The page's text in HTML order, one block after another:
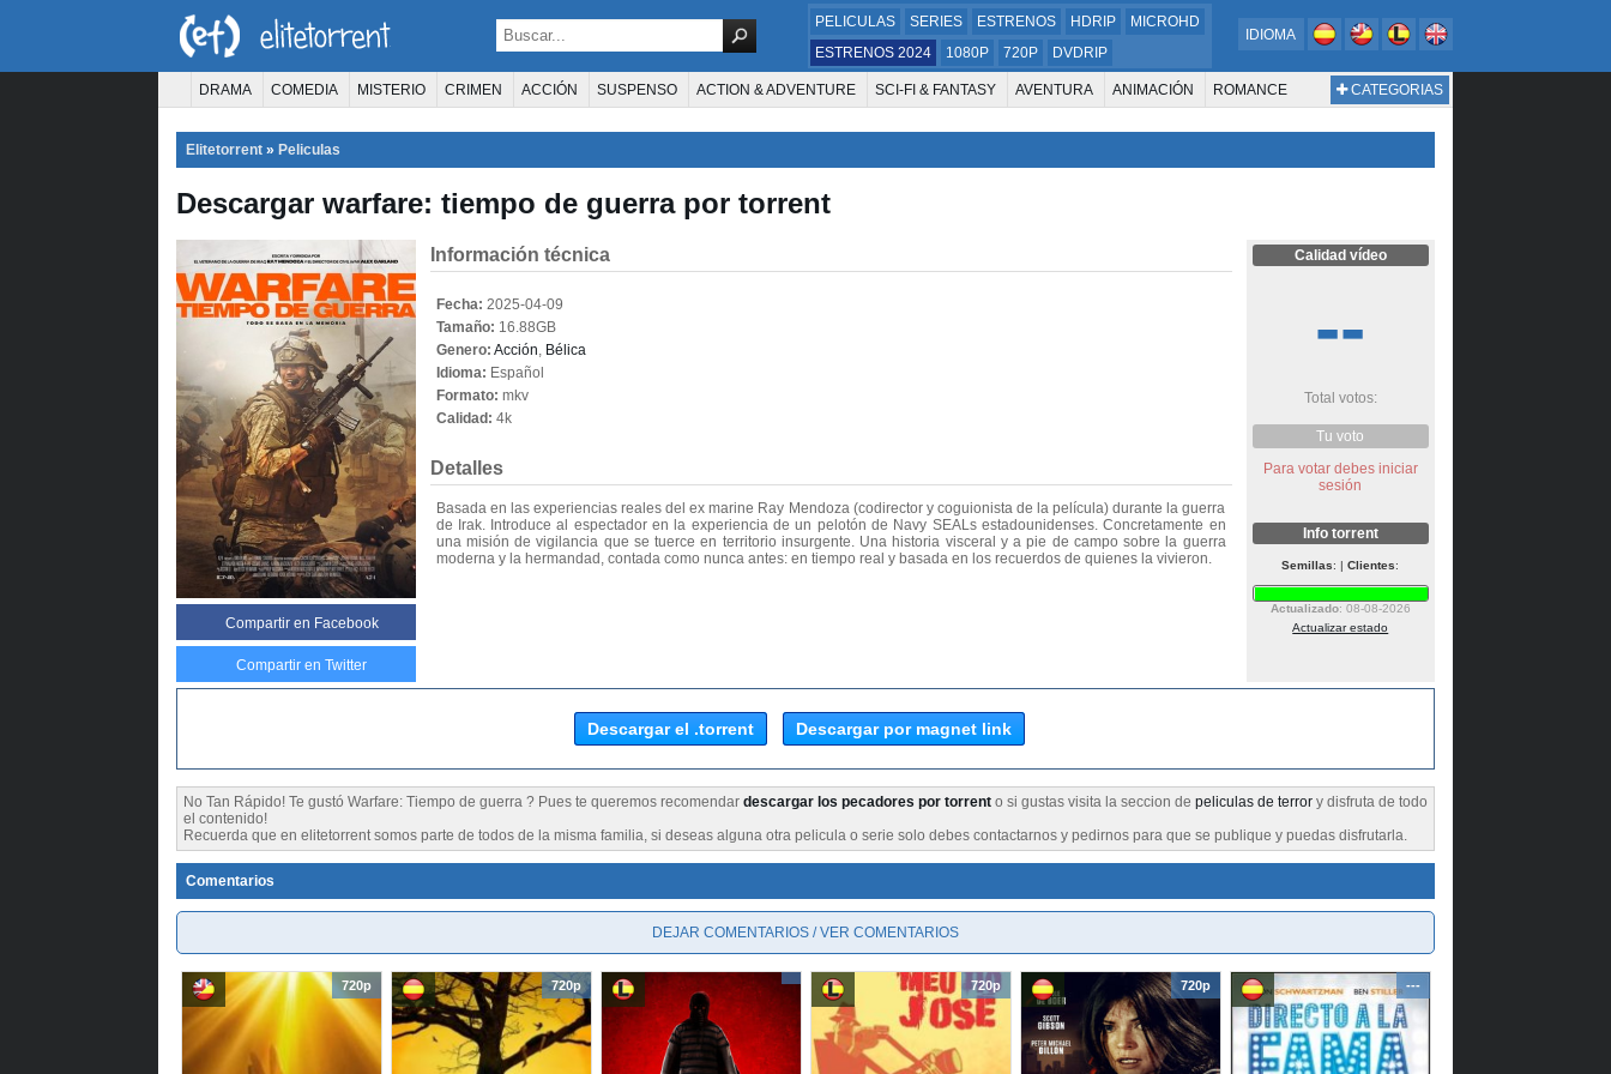
PELICULAS SERIES ESTRENOS HDRIP
MICROHD
ESTRENOS 2024
1080P 720P DVDRIP
IDIOMA
CATEGORIAS
DRAMA COMEDIA MISTERIO CRIMEN ACCIÓN SUSPENSO ACTION & ADVENTURE SCI-FI & FANTASY AVENTURA ANIMACIÓN ROMANCE
Elitetorrent » Peliculas
Descargar warfare: tiempo de guerra por torrent
Compartir en Facebook
Compartir en Twitter
Información técnica
Fecha: 2025-04-09
Tamaño: 16.88GB
Genero: Acción, Bélica
Idioma: Español
Formato: mkv
Calidad: 4k
Detalles
Basada en las experiencias reales del ex marine Ray Mendoza (codirector y coguionista de la película) durante la guerra
de Irak. Introduce al espectador en la experiencia de un pelotón de Navy SEALs estadounidenses. Concretamente en
una misión de vigilancia que se tuerce en territorio insurgente. Una historia visceral y a pie de campo sobre la guerra
moderna y la hermandad, contada como nunca antes: en tiempo real y basada en los recuerdos de quienes la vivieron.
Calidad vídeo
--
Total votos:
Tu voto
Para votar debes iniciar
sesión
Info torrent
Semillas: |Clientes:
Actualizado: 08-08-2026
Actualizar estado
Descargar el .torrent Descargar por magnet link
No Tan Rápido! Te gustó Warfare: Tiempo de guerra ? Pues te queremos recomendar descargar los pecadores por torrent o si gustas visita la seccion de peliculas de terror y disfruta de todo
el contenido!
Recuerda que en elitetorrent somos parte de todos de la misma familia, si deseas alguna otra pelicula o serie solo debes contactarnos y pedirnos para que se publique y puedas disfrutarla.
Comentarios
DEJAR COMENTARIOS / VER COMENTARIOS
720p 720p 720p 720p ---